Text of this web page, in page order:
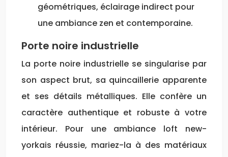
géométriques, éclairage indirect pour
une ambiance zen et contemporaine.
Porte noire industrielle
La porte noire industrielle se singularise par
son aspect brut, sa quincaillerie apparente
et ses détails métalliques. Elle confère un
caractère authentique et robuste à votre
intérieur. Pour une ambiance loft new-
yorkais réussie, mariez-la à des matériaux